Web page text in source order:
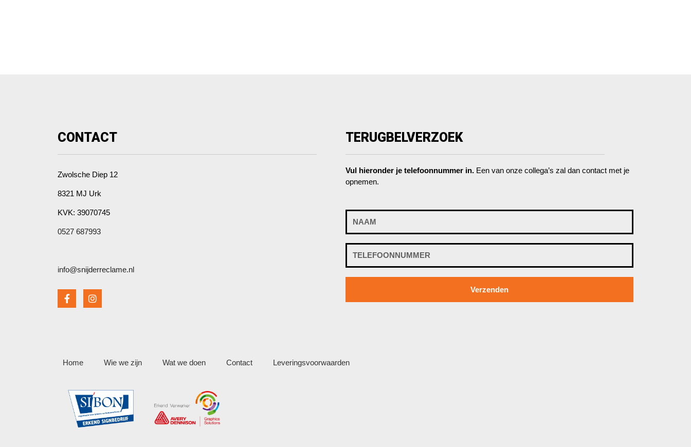
CONTACT
Zwolsche Diep 12
8321 MJ Urk
KVK: 39070745
0527 687993
info@snijderreclame.nl
TERUGBELVERZOEK
Vul hieronder je telefoonnummer in. Een van onze collega’s zal dan contact met je
opnemen.
Verzenden
Home Wie we zijn Wat we doen Contact Leveringsvoorwaarden